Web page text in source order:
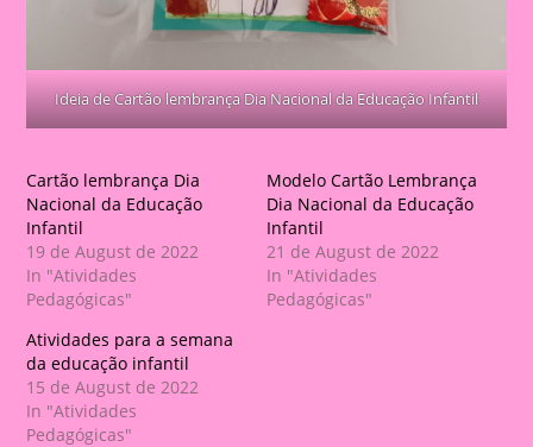
Ideia de Cartão lembrança Dia Nacional da Educação Infantil
Cartão lembrança Dia
Nacional da Educação
Infantil
19 de August de 2022
In "Atividades
Pedagógicas"
Modelo Cartão Lembrança
Dia Nacional da Educação
Infantil
21 de August de 2022
In "Atividades
Pedagógicas"
Atividades para a semana
da educação infantil
15 de August de 2022
In "Atividades
Pedagógicas"